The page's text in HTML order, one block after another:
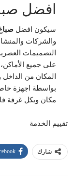
افضل
سيكون افضل
والشركات
التصميمات
على جميع
المكان من
بواسطة اجهزة
مكان وبكل غرفة
تقييم الخدمة
شارك